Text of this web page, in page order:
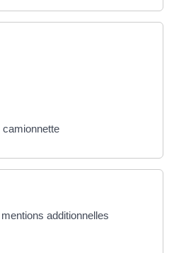
additionnelles